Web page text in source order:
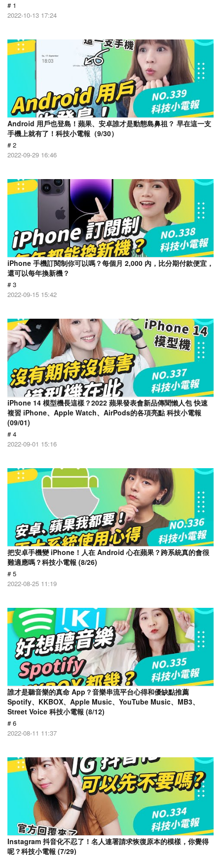
# 1
2022-10-13 17:24
Android 用戶也登島！蘋果、安卓誰才是動態島鼻祖？ 早在這一支
手機上就有了！科技小電報（9/30）
# 2
2022-09-29 16:46
iPhone 手機訂閱制你可以嗎？每個月 2,000 內，比分期付款便宜，
還可以每年換新機？
# 3
2022-09-15 15:42
iPhone 14 模型機長這樣？2022 蘋果發表會新品傳聞懶人包 快速
複習 iPhone、Apple Watch、AirPods的各項亮點 科技小電報
(09/01)
# 4
2022-09-01 15:16
把安卓手機變 iPhone！人在 Android 心在蘋果？跨系統真的會很
難適應嗎？科技小電報 (8/26)
# 5
2022-08-25 11:19
誰才是聽音樂的真命 App？音樂串流平台心得和優缺點推薦
Spotify、KKBOX、Apple Music、YouTube Music、MB3、
Street Voice 科技小電報 (8/12)
# 6
2022-08-11 11:37
Instagram 抖音化不忍了！名人連署請求恢復原本的模樣，你覺得
呢？科技小電報 (7/29)